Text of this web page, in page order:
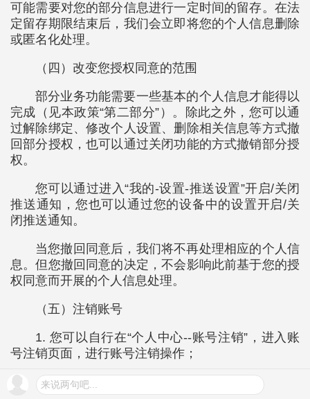
可能需要对您的部分信息进行一定时间的留存。在法
定留存期限结束后，我们会立即将您的个人信息删除
或匿名化处理。
（四）改变您授权同意的范围
部分业务功能需要一些基本的个人信息才能得以
完成（见本政策“第二部分”）。除此之外，您可以通
过解除绑定、修改个人设置、删除相关信息等方式撤
回部分授权，也可以通过关闭功能的方式撤销部分授
权。
您可以通过进入“我的-设置-推送设置”开启/关闭
推送通知，您也可以通过您的设备中的设置开启/关
闭推送通知。
当您撤回同意后，我们将不再处理相应的个人信
息。但您撤回同意的决定，不会影响此前基于您的授
权同意而开展的个人信息处理。
（五）注销账号
1. 您可以自行在“个人中心--账号注销”，进入账
号注销页面，进行账号注销操作；
2. 在您主动注销账号之后，我们将停止为您提供
来说两句吧...